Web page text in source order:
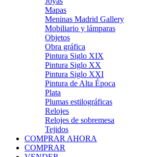
Mapas
Meninas Madrid Gallery
Mobiliario y lámparas
Objetos
Obra gráfica
Pintura Siglo XIX
Pintura Siglo XX
Pintura Siglo XXI
Pintura de Alta Época
Plata
Plumas estilográficas
Relojes
Relojes de sobremesa
Tejidos
COMPRAR AHORA
COMPRAR